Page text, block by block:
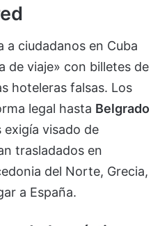
a ciudadanos en Cuba
de viaje» con billetes de
hoteleras falsas. Los
legal hasta Belgrado
exigía visado de
trasladados en
del Norte, Grecia,
a España.